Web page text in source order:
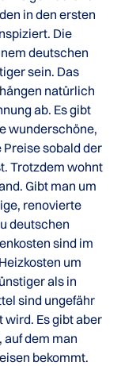
in den ersten
Die
deutschen
sein. Das
natürlich
ab. Es gibt
wunderschöne,
sobald der
Trotzdem wohnt
Gibt man um
renovierte
deutschen
sind im
um
als in
sind ungefähr
wird. Es gibt aber
dem man
bekommt.